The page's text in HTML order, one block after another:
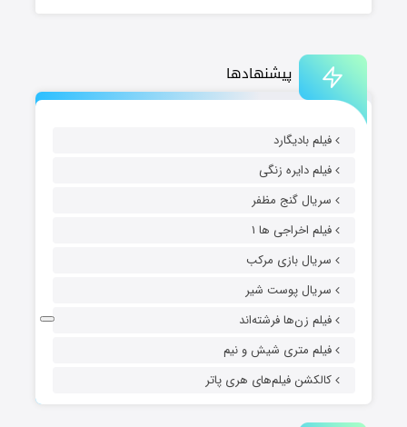
پیشنهادها
فیلم بادیگارد
فیلم دایره زنگی
سریال گنج مظفر
فیلم اخراجی ها ۱
سریال بازی مرکب
سریال پوست شیر
فیلم زن‌ها فرشته‌اند
فیلم متری شیش و نیم
کالکشن فیلم‌های هری پاتر